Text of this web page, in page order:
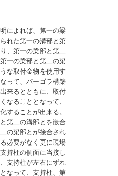
によれば、第一の梁
れた第一の溝部と第
、第一の梁部と第二
一の梁部と第二の梁
な取付金物を使用す
って、パーゴラ構築
来るとともに、取付
なることとなって、
することが出来る。
第二の溝部とを嵌合
の梁部とが接合され
必要がなく更に現場
持柱の側面に当接し
支持柱が左右にずれ
なって、支持柱、第